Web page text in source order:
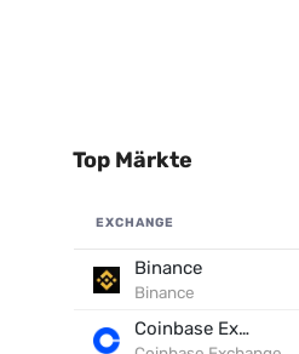
Top Märkte
EXCHANGE
Binance
Binance
Coinbase Exchange